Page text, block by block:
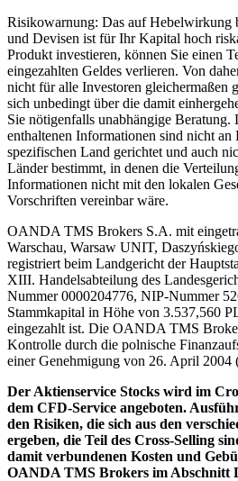
Risikowarnung: Das auf Hebelwirkung
und Devisen ist für Ihr Kapital hoch
Produkt investieren, können Sie einen
eingezahlten Geldes verlieren. Von
nicht für alle Investoren gleichermaßen
sich unbedingt über die damit
Sie nötigenfalls unabhängige Beratung.
enthaltenen Informationen sind nicht an
spezifischen Land gerichtet und auch
Länder bestimmt, in denen die
Informationen nicht mit den lokalen
Vorschriften vereinbar wäre.
OANDA TMS Brokers S.A. mit
Warschau, Warsaw UNIT,
registriert beim Landgericht der
XIII. Handelsabteilung des
Nummer 0000204776, NIP-Nummer
Stammkapital in Höhe von 3.537,560
eingezahlt ist. Die OANDA TMS
Kontrolle durch die polnische
einer Genehmigung von 26. April
Der Aktienservice Stocks wird im
dem CFD-Service angeboten.
den Risiken, die sich aus den
ergeben, die Teil des Cross-Selling
damit verbundenen Kosten und
OANDA TMS Brokers im Abschnitt